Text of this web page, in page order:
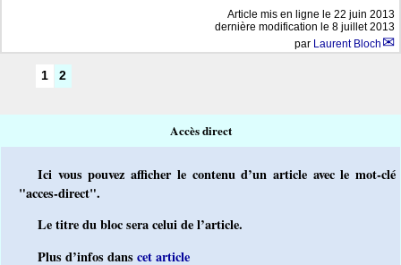
Article mis en ligne le 22 juin 2013
dernière modification le 8 juillet 2013
par Laurent Bloch
1 2
Accès direct
Ici vous pouvez afficher le contenu d’un article avec le mot-clé
"acces-direct".
Le titre du bloc sera celui de l’article.
Plus d’infos danscet article